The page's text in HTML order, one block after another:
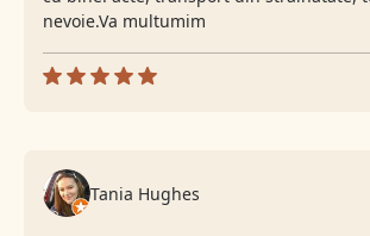
nevoie.Va multumim
Tania Hughes